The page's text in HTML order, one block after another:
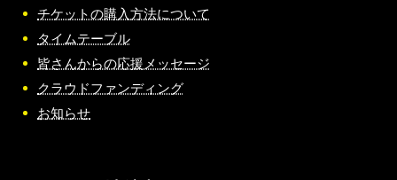
チケットの購入方法について
タイムテーブル
皆さんからの応援メッセージ
クラウドファンディング
お知らせ